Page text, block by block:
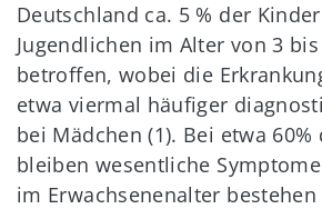
Deutschland ca. 5 % der
Jugendlichen im Alter von 3 bis
betroffen, wobei die
etwa viermal häufiger
bei Mädchen (1). Bei etwa
bleiben wesentliche
im Erwachsenenalter bestehen